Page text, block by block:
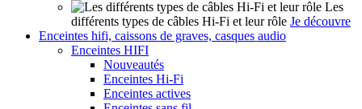
Les
différents types de câbles Hi-Fi et leur rôle Je découvre
Enceintes hifi, caissons de graves, casques audio
Enceintes HIFI
Nouveautés
Enceintes Hi-Fi
Enceintes actives